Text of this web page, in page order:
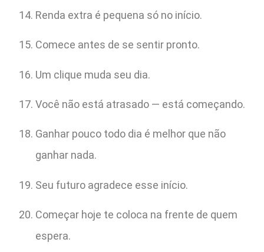
Renda extra é pequena só no início.
Comece antes de se sentir pronto.
Um clique muda seu dia.
Você não está atrasado — está começando.
Ganhar pouco todo dia é melhor que não
ganhar nada.
Seu futuro agradece esse início.
Começar hoje te coloca na frente de quem
espera.